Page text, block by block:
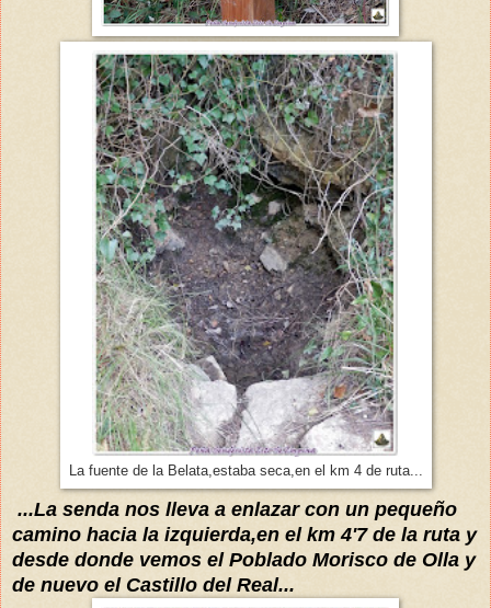
La fuente de la Belata,estaba seca,en el km 4 de ruta...
...La senda nos lleva a enlazar con un pequeño
camino hacia la izquierda,en el km 4'7 de la ruta y
desde donde vemos el Poblado Morisco de Olla y
de nuevo el Castillo del Real...